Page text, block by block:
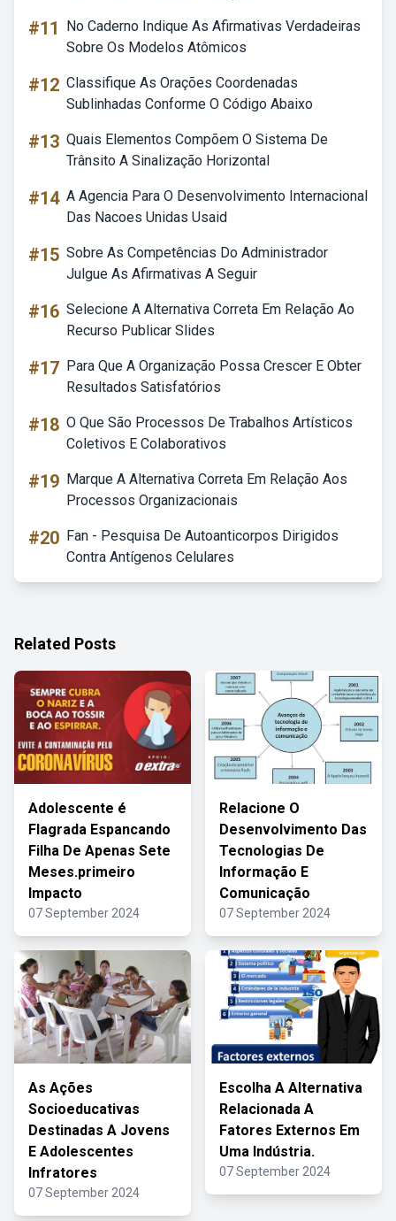
#11
No Caderno Indique As Afirmativas Verdadeiras
Sobre Os Modelos Atômicos
#12 Classifique As Orações Coordenadas
Sublinhadas Conforme O Código Abaixo
#13 Quais Elementos Compõem O Sistema De
Trânsito A Sinalização Horizontal
#14 A Agencia Para O Desenvolvimento Internacional
Das Nacoes Unidas Usaid
#15 Sobre As Competências Do Administrador
Julgue As Afirmativas A Seguir
#16 Selecione A Alternativa Correta Em Relação Ao
Recurso Publicar Slides
#17 Para Que A Organização Possa Crescer E Obter
Resultados Satisfatórios
#18 O Que São Processos De Trabalhos Artísticos
Coletivos E Colaborativos
#19 Marque A Alternativa Correta Em Relação Aos
Processos Organizacionais
#20 Fan - Pesquisa De Autoanticorpos Dirigidos
Contra Antígenos Celulares
Related Posts
Adolescente é
Flagrada Espancando
Filha De Apenas Sete
Meses.primeiro
Impacto
07 September 2024
Relacione O
Desenvolvimento Das
Tecnologias De
Informação E
Comunicação
07 September 2024
As Ações
Socioeducativas
Destinadas A Jovens
E Adolescentes
Infratores
07 September 2024
Escolha A Alternativa
Relacionada A
Fatores Externos Em
Uma Indústria.
07 September 2024